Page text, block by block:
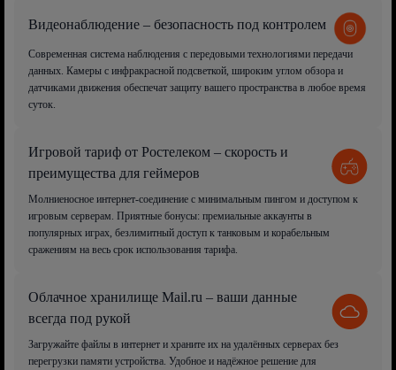
Видеонаблюдение – безопасность под контролем
Современная система наблюдения с передовыми технологиями передачи
данных. Камеры с инфракрасной подсветкой, широким углом обзора и
датчиками движения обеспечат защиту вашего пространства в любое время
суток.
Игровой тариф от Ростелеком – скорость и
преимущества для геймеров
Молниеносное интернет-соединение с минимальным пингом и доступом к
игровым серверам. Приятные бонусы: премиальные аккаунты в
популярных играх, безлимитный доступ к танковым и корабельным
сражениям на весь срок использования тарифа.
Облачное хранилище Mail.ru – ваши данные
всегда под рукой
Загружайте файлы в интернет и храните их на удалённых серверах без
перегрузки памяти устройства. Удобное и надёжное решение для